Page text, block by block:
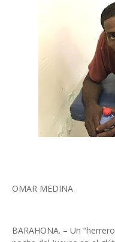
OMAR MEDINA
BARAHONA. – Un